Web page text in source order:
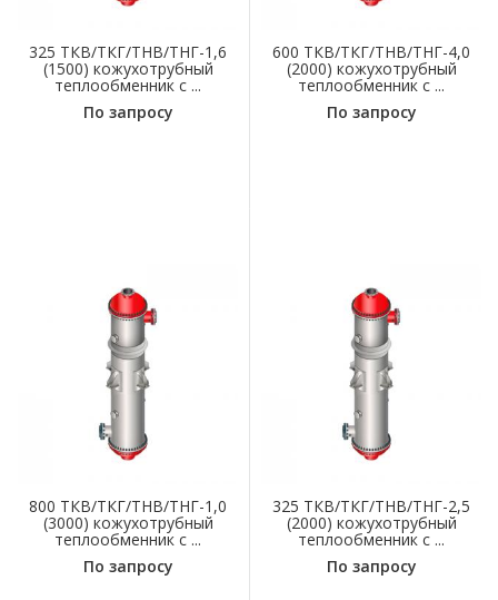
325 ТКВ/ТКГ/ТНВ/ТНГ-1,6
(1500) кожухотрубный
теплообменник с ...
По запросу
600 ТКВ/ТКГ/ТНВ/ТНГ-4,0
(2000) кожухотрубный
теплообменник с ...
По запросу
800 ТКВ/ТКГ/ТНВ/ТНГ-1,0
(3000) кожухотрубный
теплообменник с ...
По запросу
325 ТКВ/ТКГ/ТНВ/ТНГ-2,5
(2000) кожухотрубный
теплообменник с ...
По запросу